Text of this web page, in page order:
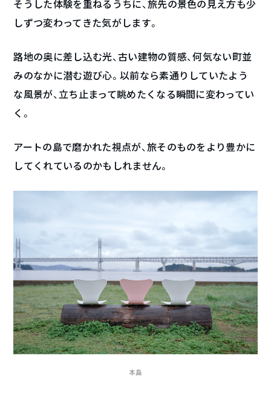
そうした体験を重ねるうちに、旅先の景色の見え方も少
しずつ変わってきた気がします。
路地の奥に差し込む光、古い建物の質感、何気ない町並
みのなかに潜む遊び心。以前なら素通りしていたよう
な風景が、立ち止まって眺めたくなる瞬間に変わってい
く。
アートの島で磨かれた視点が、旅そのものをより豊かに
してくれているのかもしれません。
本島